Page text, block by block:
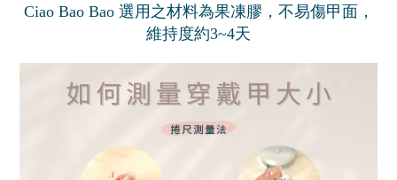
Ciao Bao Bao 選用之材料為果凍膠，不易傷甲面，
維持度約3~4天